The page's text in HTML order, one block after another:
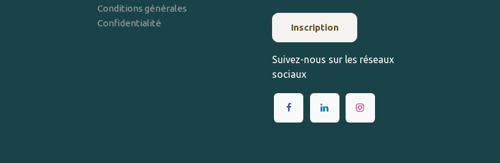
Conditions générales
Confidentialité
Inscription
Suivez-nous sur les réseaux
sociaux